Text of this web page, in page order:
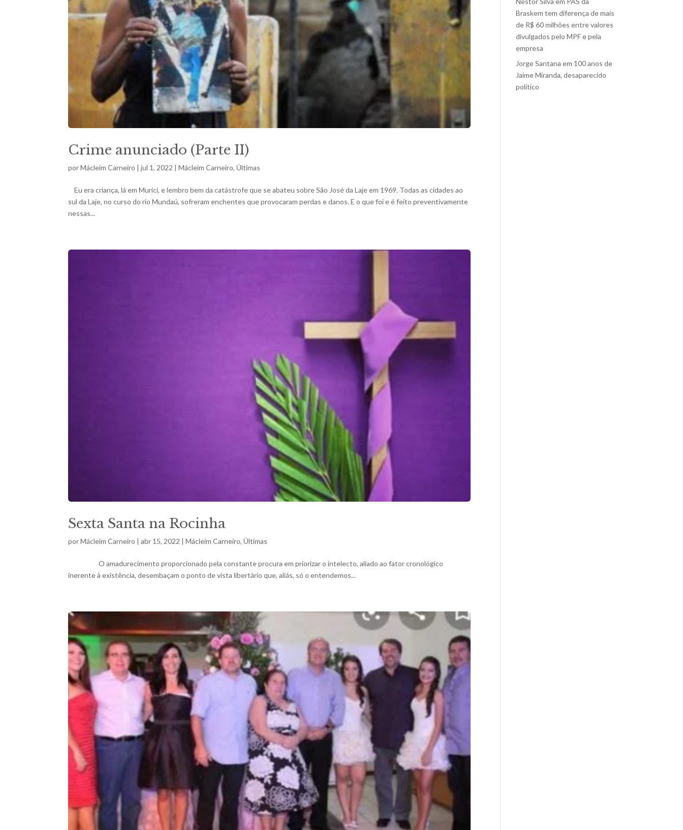
Crime anunciado (Parte II)
porMácleim Carneiro |jul 1, 2022 |Mácleim Carneiro,Últimas
Eu era criança, lá em Murici, e lembro bem da catástrofe que se abateu sobre São José da Laje em 1969. Todas as cidades ao
sul da Laje, no curso do rio Mundaú, sofreram enchentes que provocaram perdas e danos. E o que foi e é feito preventivamente
nessas...
Sexta Santa na Rocinha
porMácleim Carneiro |abr 15, 2022 |Mácleim Carneiro,Últimas
O amadurecimento proporcionado pela constante procura em priorizar o intelecto, aliado ao fator cronológico
inerente à existência, desembaçam o ponto de vista libertário que, aliás, só o entendemos...
Braskem tem diferença de mais
de R$ 60 milhões entre valores
divulgados pelo MPF e pela
empresa
Jorge Santana em 100 anos de
Jaime Miranda, desaparecido
político